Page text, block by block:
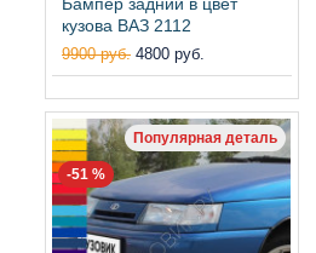
кузова ВАЗ 2112
9900 руб. 4800 руб.
Популярная деталь
-51 %